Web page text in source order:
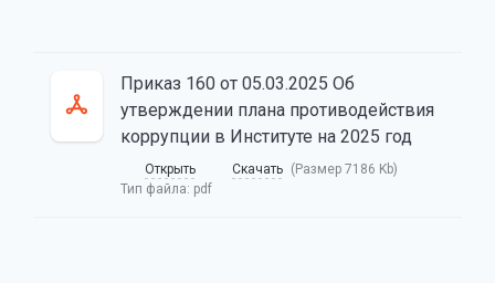
Приказ 160 от 05.03.2025 Об
утверждении плана противодействия
коррупции в Институте на 2025 год
Открыть Скачать (Размер 7186 Kb)
Тип файла: pdf